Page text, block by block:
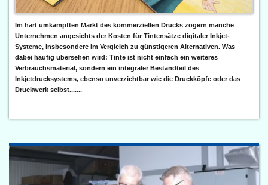
Im hart umkämpften Markt des kommerziellen Drucks zögern manche
Unternehmen angesichts der Kosten für Tintensätze digitaler Inkjet-
Systeme, insbesondere im Vergleich zu günstigeren Alternativen. Was
dabei häufig übersehen wird: Tinte ist nicht einfach ein weiteres
Verbrauchsmaterial, sondern ein integraler Bestandteil des
Inkjetdrucksystems, ebenso unverzichtbar wie die Druckköpfe oder das
Druckwerk selbst.......